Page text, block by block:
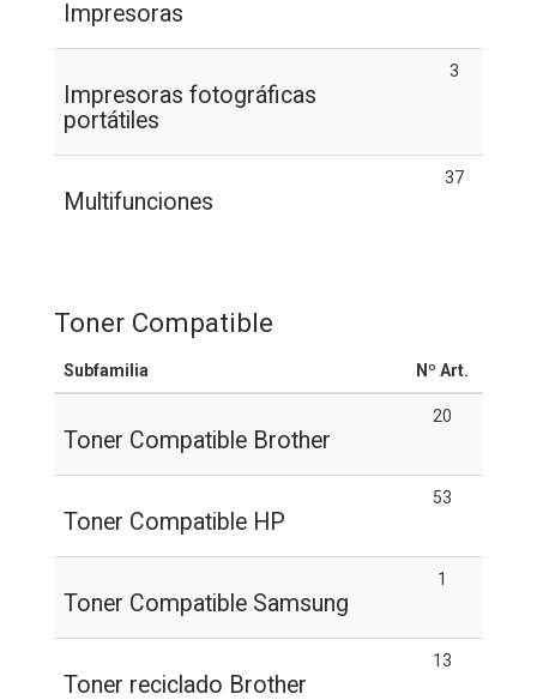
Impresoras
Impresoras fotográficas
portátiles
3
Multifunciones
37
Toner Compatible
Subfamilia Nº Art.
Toner Compatible Brother
20
Toner Compatible HP
53
Toner Compatible Samsung
1
Toner reciclado Brother
13